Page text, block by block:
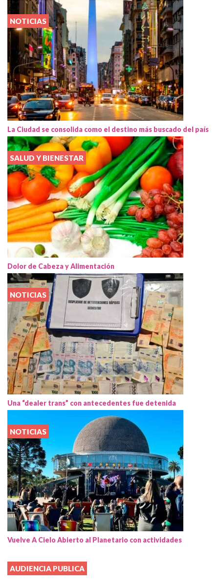
NOTICIAS
La Ciudad se consolida como el destino más buscado del país
SALUD Y BIENESTAR
Dolor de Cabeza y Alimentación
NOTICIAS
Una “dealer trans” con antecedentes fue detenida
NOTICIAS
Vuelve A Cielo Abierto al Planetario con actividades
AUDIENCIA PUBLICA